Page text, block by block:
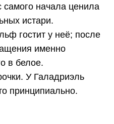
самого начала ценила
истари.
гостит у неё; после
именно
в белое.
У Галадриэль
принципиально.